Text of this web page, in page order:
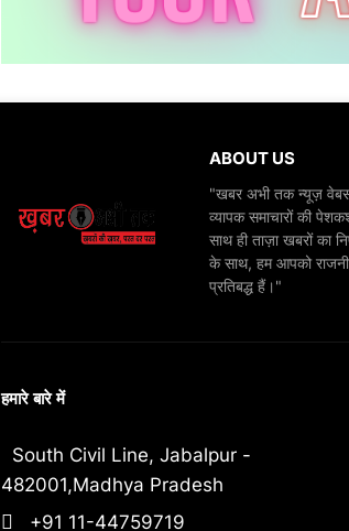
ABOUT US
"खबर अभी तक न्यूज़
व्यापक समाचारों की
साथ ही ताज़ा खबरों का
के साथ, हम आपको
प्रतिबद्ध हैं।"
हमारे बारे में
South Civil Line, Jabalpur -
482001,Madhya Pradesh
+91 11-44759719